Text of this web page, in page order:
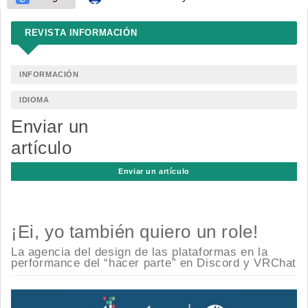
REVISTA INFORMACIÓN
INFORMACIÓN
IDIOMA
Enviar un
artículo
Enviar un artículo
¡Ei, yo también quiero un role!
La agencia del design de las plataformas en la
performance del “hacer parte” en Discord y VRChat